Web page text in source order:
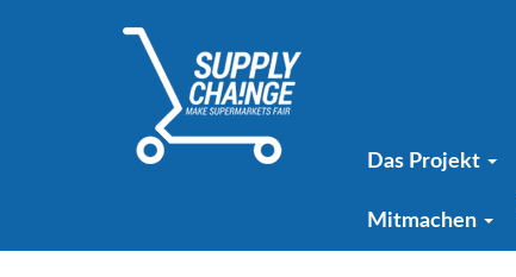
Das Projekt
Mitmachen